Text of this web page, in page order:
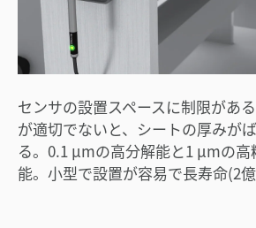
センサの設置スペースに制限があ
が適切でないと、シートの厚みが
る。0.1 μmの高分解能と1 μmの高
能。小型で設置が容易で長寿命(2億